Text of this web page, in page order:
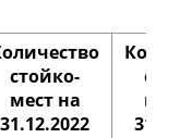
стойко-
мест на
31.12.2022